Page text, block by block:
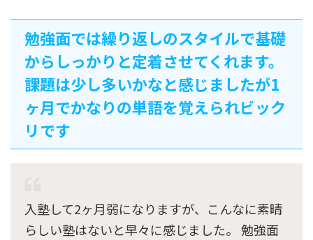
勉強面では繰り返しのスタイルで基礎
からしっかりと定着させてくれます。
課題は少し多いかなと感じましたが1
ヶ月でかなりの単語を覚えられビック
リです
入塾して2ヶ月弱になりますが、こんなに素晴
らしい塾はないと早々に感じました。 勉強面